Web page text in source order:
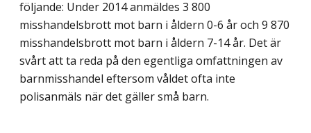
följande: Under 2014 anmäldes 3 800
misshandelsbrott mot barn i åldern 0-6 år och 9 870
misshandelsbrott mot barn i åldern 7-14 år. Det är
svårt att ta reda på den egentliga omfattningen av
barnmisshandel eftersom våldet ofta inte
polisanmäls när det gäller små barn.